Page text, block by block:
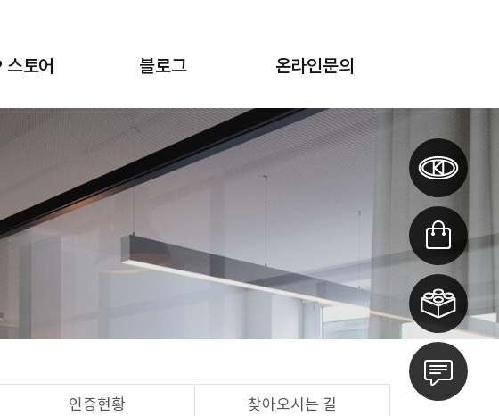
스토어
트 설비
장기
/배합기
균기
블로그
납품 실적
납품 리뷰
KTP 뉴스
온라인문의
제품 · 견적 · A/S 문의
인증현황 찾아오시는 길